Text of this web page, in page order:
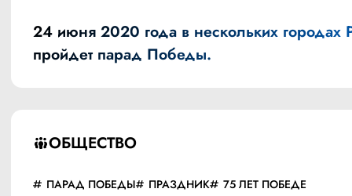
ОБЩЕСТВО
ПАРАД ПОБЕДЫ ПРАЗДНИК 75 ЛЕТ ПОБЕДЕ
24 июня 2020 года в нескольких городах
пройдет парад Победы.